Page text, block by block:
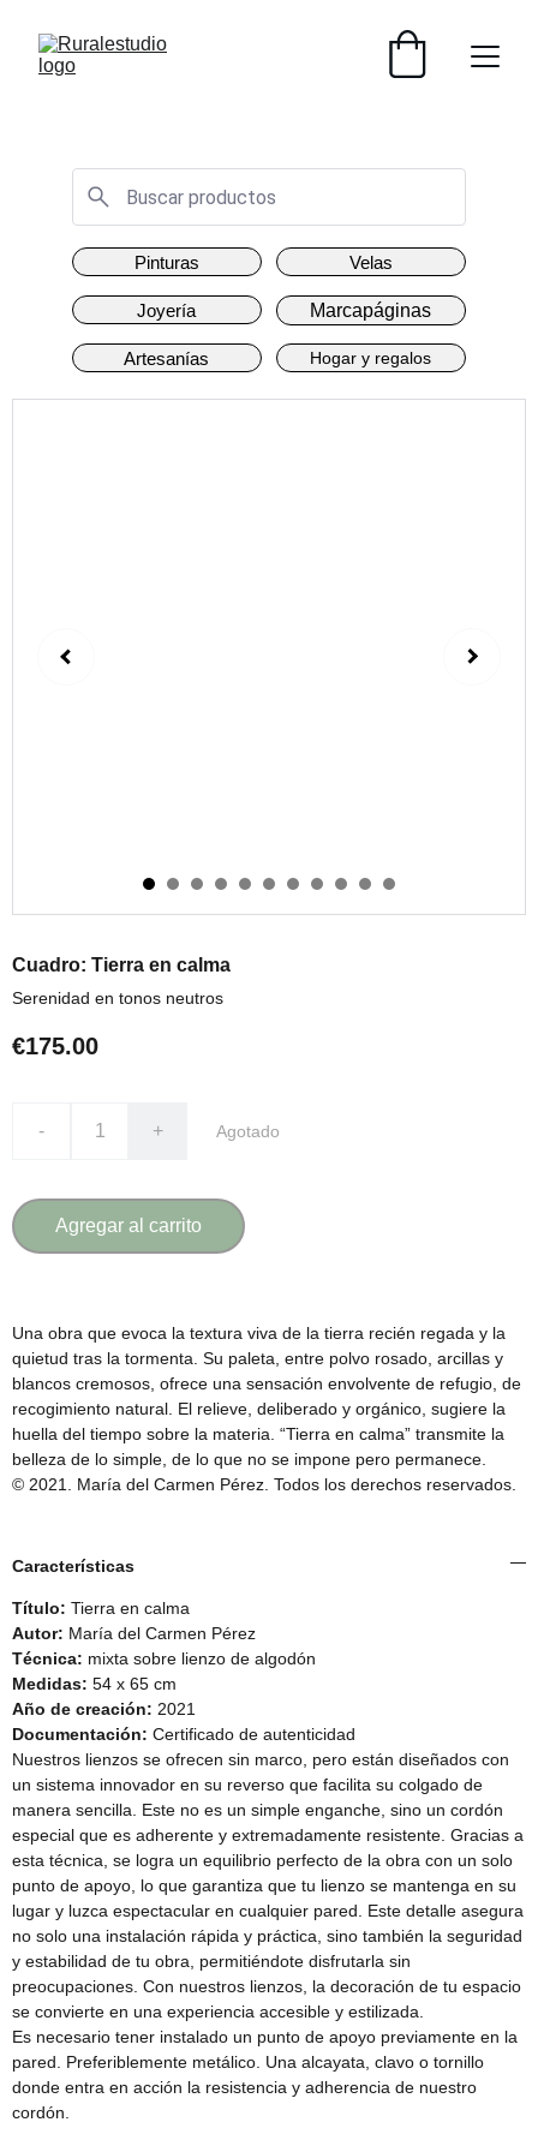
Pinturas
Hogar y regalos
Joyería
Artesanías
Marcapáginas
Velas
Cuadro: Tierra en calma
Serenidad en tonos neutros
€175.00
- + Agotado
Agregar al carrito
Una obra que evoca la textura viva de la tierra recién regada y la
quietud tras la tormenta. Su paleta, entre polvo rosado, arcillas y
blancos cremosos, ofrece una sensación envolvente de refugio, de
recogimiento natural. El relieve, deliberado y orgánico, sugiere la
huella del tiempo sobre la materia. “Tierra en calma” transmite la
belleza de lo simple, de lo que no se impone pero permanece.
© 2021. María del Carmen Pérez. Todos los derechos reservados.
Características
Título: Tierra en calma
Autor: María del Carmen Pérez
Técnica: mixta sobre lienzo de algodón
Medidas: 54 x 65 cm
Año de creación: 2021
Documentación: Certificado de autenticidad
Nuestros lienzos se ofrecen sin marco, pero están diseñados con
un sistema innovador en su reverso que facilita su colgado de
manera sencilla. Este no es un simple enganche, sino un cordón
especial que es adherente y extremadamente resistente. Gracias a
esta técnica, se logra un equilibrio perfecto de la obra con un solo
punto de apoyo, lo que garantiza que tu lienzo se mantenga en su
lugar y luzca espectacular en cualquier pared. Este detalle asegura
no solo una instalación rápida y práctica, sino también la seguridad
y estabilidad de tu obra, permitiéndote disfrutarla sin
preocupaciones. Con nuestros lienzos, la decoración de tu espacio
se convierte en una experiencia accesible y estilizada.
Es necesario tener instalado un punto de apoyo previamente en la
pared. Preferiblemente metálico. Una alcayata, clavo o tornillo
donde entra en acción la resistencia y adherencia de nuestro
cordón.